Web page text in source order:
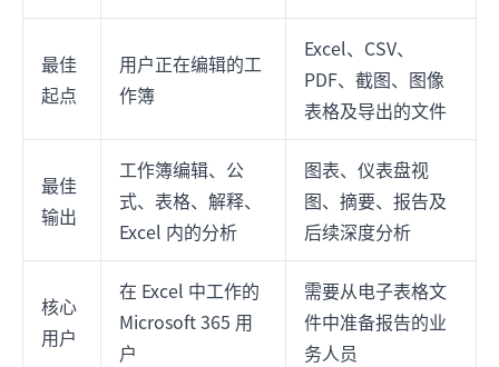
最佳
起点
用户正在编辑的工
作簿
Excel、CSV、
PDF、截图、图像
表格及导出的文件
最佳
输出
工作簿编辑、公
式、表格、解释、
Excel 内的分析
图表、仪表盘视
图、摘要、报告及
后续深度分析
核心
用户
在 Excel 中工作的
Microsoft 365 用
户
需要从电子表格文
件中准备报告的业
务人员